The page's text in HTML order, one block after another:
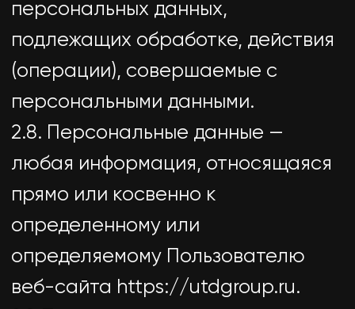
неопределенному кругу лиц
(передача персональных данных)
или на ознакомление с
персональными данными
неограниченного круга лиц, в том
персональных данных в средствах
массовой информации,
телекоммуникационных сетях или
предоставление доступа к
персональным данным каким-либо
2.13. Трансграничная передача